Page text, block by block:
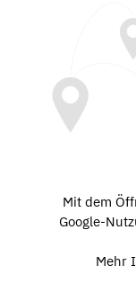
Mit dem
Google-
Mehr